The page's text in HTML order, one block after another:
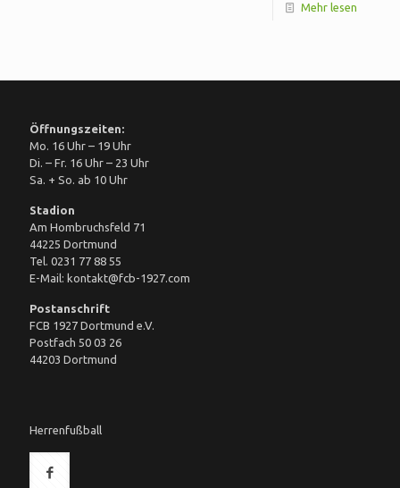
Mehr lesen
Öffnungszeiten:
Mo. 16 Uhr – 19 Uhr
Di. – Fr. 16 Uhr – 23 Uhr
Sa. + So. ab 10 Uhr
Stadion
Am Hombruchsfeld 71
44225 Dortmund
Tel. 0231 77 88 55
E-Mail: kontakt@fcb-1927.com
Postanschrift
FCB 1927 Dortmund e.V.
Postfach 50 03 26
44203 Dortmund
Herrenfußball